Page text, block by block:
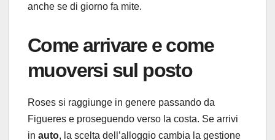
anche se di giorno fa mite.
Come arrivare e come
muoversi sul posto
Roses si raggiunge in genere passando da
Figueres e proseguendo verso la costa. Se arrivi
in auto, la scelta dell’alloggio cambia la gestione